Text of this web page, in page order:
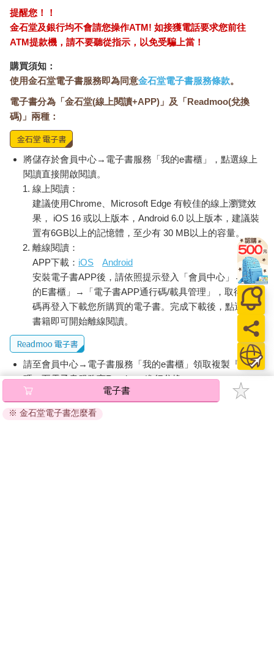
提醒您！！
金石堂及銀行均不會請您操作ATM! 如接獲電話要求您前往
ATM提款機，請不要聽從指示，以免受騙上當！
購買須知：
使用金石堂電子書服務即為同意金石堂電子書服務條款。
電子書分為「金石堂(線上閱讀+APP)」及「Readmoo(兌換
碼)」兩種：
將儲存於會員中心→電子書服務「我的e書櫃」，點選線上
閱讀直接開啟閱讀。
線上閱讀：
建議使用Chrome、Microsoft Edge 有較佳的線上瀏覽效
果， iOS 16 或以上版本，Android 6.0 以上版本，建議裝
置有6GB以上的記憶體，至少有 30 MB以上的容量。
離線閱讀：
APP下載： iOS
Android
安裝電子書APP後，請依照提示登入「會員中心」→「我
的E書櫃」→「電子書APP通行碼/載具管理」，取得通行
碼再登入下載您所購買的電子書。完成下載後，點選任一
書籍即可開始離線閱讀。
請至會員中心→電子書服務「我的e書櫃」領取複製『兌換
碼』至電子書服務商Readmoo進行兌換。
退換貨須知：
因版權保護，您在金石堂所購買的電子書僅能以金石堂專屬
電子書
※ 金石堂電子書怎麼看